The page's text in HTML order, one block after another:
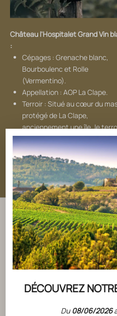
DÉCOUVREZ
Du08/06/2026
Château l'Hospitalet Grand Vin
:
Cépages : Grenache blanc,
Bourboulenc et Rolle
(Vermentino).
Appellation : AOP La Clape.
Terroir : Situé au cœur du
protégé de La Clape,
anciennement une île, le
est composé de sols
bénéficiant d'un climat
méditerranéen ensoleillé.
En savoir plus
Depuis nos terres
France, nous
pour transmettre l'
DÉCOUVRIR